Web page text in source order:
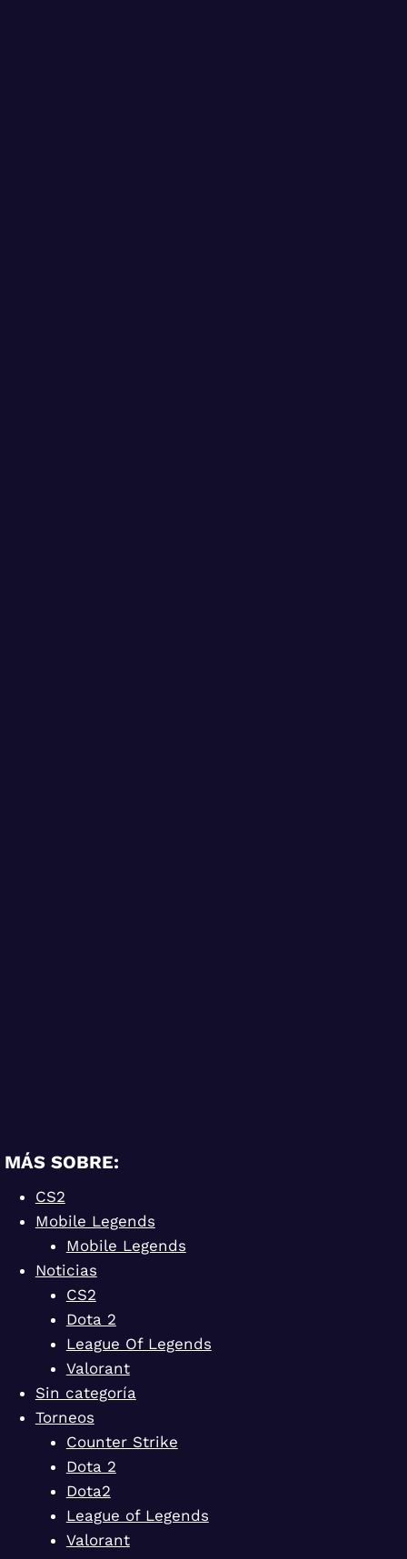
MÁS SOBRE:
CS2
Mobile Legends
Mobile Legends
Noticias
CS2
Dota 2
League Of Legends
Valorant
Sin categoría
Torneos
Counter Strike
Dota 2
Dota2
League of Legends
Valorant